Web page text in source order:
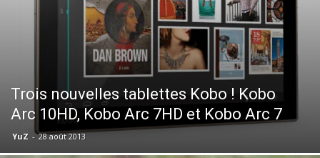
Trois nouvelles tablettes Kobo ! Kobo
Arc 10HD, Kobo Arc 7HD et Kobo Arc 7
YuZ - 28 août 2013